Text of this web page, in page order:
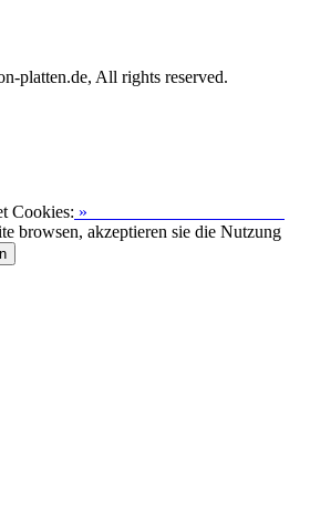
platten.de, All rights reserved.
Cookies: »
browsen, akzeptieren sie die Nutzung